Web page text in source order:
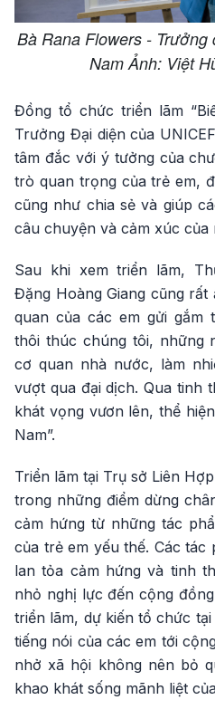
Bà Rana Flowers -
Nam Ảnh: Việt
Đồng tổ chức triển lãm
Trưởng Đại diện của
tâm đắc với ý tưởng của
trò quan trọng của trẻ em,
cũng như chia sẻ và giúp
câu chuyện và cảm xúc của
Sau khi xem triển lãm,
Đặng Hoàng Giang cũng
quan của các em gửi gắm
thôi thúc chúng tôi, những
cơ quan nhà nước, làm
vượt qua đại dịch. Qua tinh
khát vọng vươn lên, thể
Nam”.
Triển lãm tại Trụ sở Liên
trong những điểm dừng
cảm hứng từ những tác
của trẻ em yếu thế. Các tác
lan tỏa cảm hứng và tinh
nhỏ nghị lực đến cộng
triển lãm, dự kiến tổ chức
tiếng nói của các em tới
nhở xã hội không nên bỏ
khao khát sống mãnh liệt